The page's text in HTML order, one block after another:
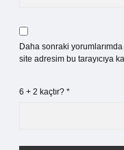
Daha sonraki
site adresim bu tarayıcıya
6 + 2 kaçtır? *